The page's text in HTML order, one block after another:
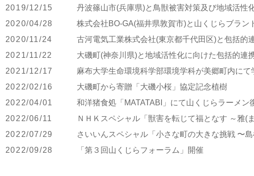
2019/12/15
丹波篠山市(兵庫県)と鳥獣被害対策及び地域活性
2020/04/28
株式会社BO-GA(福井県敦賀市)と山くじらブラン
2020/11/24
古河電気工業株式会社(東京都千代田区)と包括的
2021/11/22
大磯町(神奈川県)と地域活性化に向けた包括的連
2021/12/17
麻布大学生命環境科学部環境学科が美郷町内に
2022/02/16
大磯町から寄贈「大磯小桜」協定記念植樹
2022/04/01
和洋猪食処「MATATABI」にて山くじらラーメン
2022/06/11
ＮＨＫスペシャル「獣害を転じて福となす ～雅(
2022/07/29
さいいんスペシャル「小さな町の大きな挑戦 〜
2022/09/28
「第３回山くじらフォーラム」開催